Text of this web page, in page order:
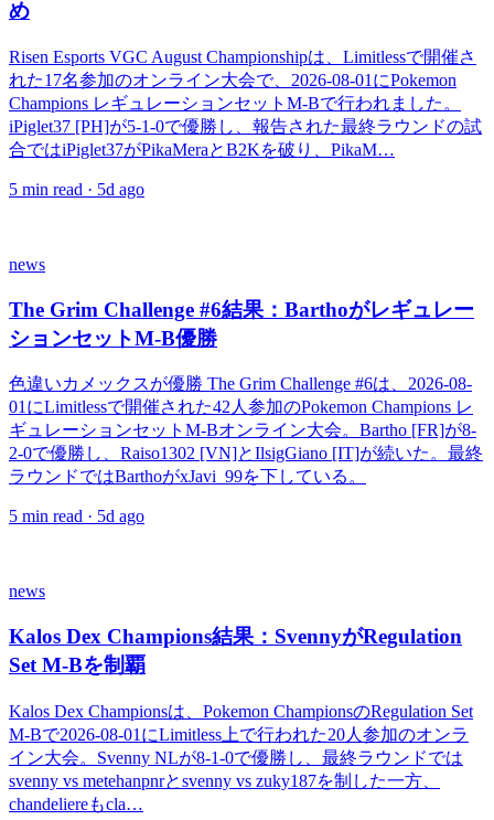
め
Risen Esports VGC August Championshipは、Limitlessで開催さ
れた17名参加のオンライン大会で、2026-08-01にPokemon
Champions レギュレーションセットM-Bで行われました。
iPiglet37 [PH]が5-1-0で優勝し、報告された最終ラウンドの試
合ではiPiglet37がPikaMeraとB2Kを破り、PikaM…
5 min read · 5d ago
news
The Grim Challenge #6結果：Barthoがレギュレー
ションセットM-B優勝
色違いカメックスが優勝 The Grim Challenge #6は、2026-08-
01にLimitlessで開催された42人参加のPokemon Champions レ
ギュレーションセットM-Bオンライン大会。Bartho [FR]が8-
2-0で優勝し、Raiso1302 [VN]とIlsigGiano [IT]が続いた。最終
ラウンドではBarthoがxJavi_99を下している。
5 min read · 5d ago
news
Kalos Dex Champions結果：SvennyがRegulation
Set M-Bを制覇
Kalos Dex Championsは、Pokemon ChampionsのRegulation Set
M-Bで2026-08-01にLimitless上で行われた20人参加のオンラ
イン大会。Svenny NLが8-1-0で優勝し、最終ラウンドでは
svenny vs metehanpnrとsvenny vs zuky187を制した一方、
chandeliereもcla…